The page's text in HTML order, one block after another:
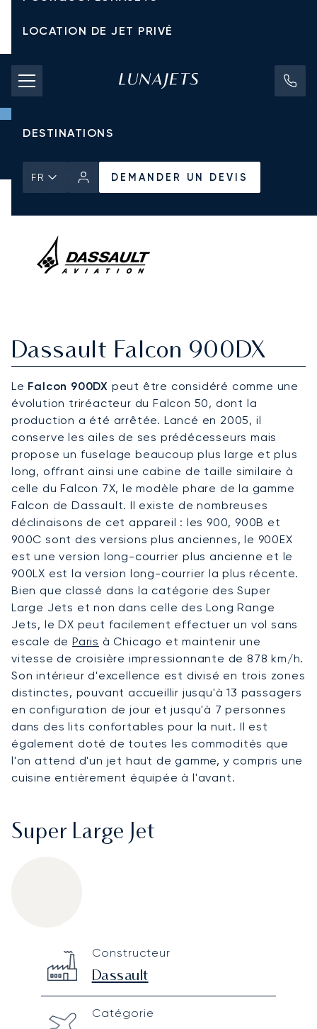
LOCATION DE JET PRIVÉ
TARIFS D'AFFRÈTEMENT
JETS PRIVÉS
DESTINATIONS
FR DEMANDER UN DEVIS
Dassault Falcon 900DX
Le Falcon 900DX peut être considéré comme une
évolution triréacteur du Falcon 50, dont la
production a été arrêtée. Lancé en 2005, il
conserve les ailes de ses prédécesseurs mais
propose un fuselage beaucoup plus large et plus
long, offrant ainsi une cabine de taille similaire à
celle du Falcon 7X, le modèle phare de la gamme
Falcon de Dassault. Il existe de nombreuses
déclinaisons de cet appareil : les 900, 900B et
900C sont des versions plus anciennes, le 900EX
est une version long-courrier plus ancienne et le
900LX est la version long-courrier la plus récente.
Bien que classé dans la catégorie des Super
Large Jets et non dans celle des Long Range
Jets, le DX peut facilement effectuer un vol sans
escale deParis à Chicago et maintenir une
vitesse de croisière impressionnante de 878 km/h.
Son intérieur d'excellence est divisé en trois zones
distinctes, pouvant accueillir jusqu'à 13 passagers
en configuration de jour et jusqu'à 7 personnes
dans des lits confortables pour la nuit. Il est
également doté de toutes les commodités que
l'on attend d'un jet haut de gamme, y compris une
cuisine entièrement équipée à l'avant.
Super Large Jet
Technical specifications
Constructeur
Dassault
Catégorie